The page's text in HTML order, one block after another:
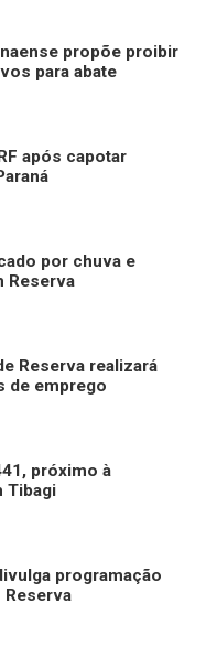
propõe proibir
para abate
após capotar
por chuva e
Reserva
Reserva realizará
de emprego
próximo à
Tibagi
programação
Reserva